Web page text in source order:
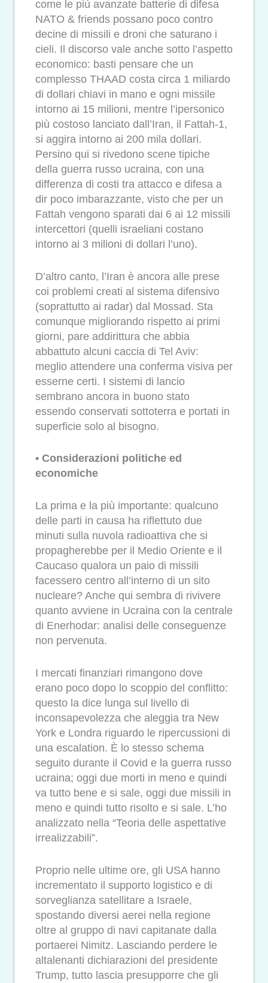
come le più avanzate batterie di difesa
NATO & friends possano poco contro
decine di missili e droni che saturano i
cieli. Il discorso vale anche sotto l’aspetto
economico: basti pensare che un
complesso THAAD costa circa 1 miliardo
di dollari chiavi in mano e ogni missile
intorno ai 15 milioni, mentre l’ipersonico
più costoso lanciato dall’Iran, il Fattah-1,
si aggira intorno ai 200 mila dollari.
Persino qui si rivedono scene tipiche
della guerra russo ucraina, con una
differenza di costi tra attacco e difesa a
dir poco imbarazzante, visto che per un
Fattah vengono sparati dai 6 ai 12 missili
intercettori (quelli israeliani costano
intorno ai 3 milioni di dollari l’uno).
D’altro canto, l’Iran è ancora alle prese
coi problemi creati al sistema difensivo
(soprattutto ai radar) dal Mossad. Sta
comunque migliorando rispetto ai primi
giorni, pare addirittura che abbia
abbattuto alcuni caccia di Tel Aviv:
meglio attendere una conferma visiva per
esserne certi. I sistemi di lancio
sembrano ancora in buono stato
essendo conservati sottoterra e portati in
superficie solo al bisogno.
• Considerazioni politiche ed
economiche
La prima e la più importante: qualcuno
delle parti in causa ha riflettuto due
minuti sulla nuvola radioattiva che si
propagherebbe per il Medio Oriente e il
Caucaso qualora un paio di missili
facessero centro all’interno di un sito
nucleare? Anche qui sembra di rivivere
quanto avviene in Ucraina con la centrale
di Enerhodar: analisi delle conseguenze
non pervenuta.
I mercati finanziari rimangono dove
erano poco dopo lo scoppio del conflitto:
questo la dice lunga sul livello di
inconsapevolezza che aleggia tra New
York e Londra riguardo le ripercussioni di
una escalation. È lo stesso schema
seguito durante il Covid e la guerra russo
ucraina; oggi due morti in meno e quindi
va tutto bene e si sale, oggi due missili in
meno e quindi tutto risolto e si sale. L’ho
analizzato nella “Teoria delle aspettative
irrealizzabili”.
Proprio nelle ultime ore, gli USA hanno
incrementato il supporto logistico e di
sorveglianza satellitare a Israele,
spostando diversi aerei nella regione
oltre al gruppo di navi capitanate dalla
portaerei Nimitz. Lasciando perdere le
altalenanti dichiarazioni del presidente
Trump, tutto lascia presupporre che gli